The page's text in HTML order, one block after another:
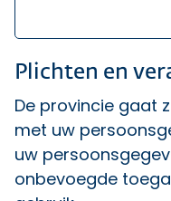
Plichten en
De provincie gaat
met uw
uw
onbevoegde